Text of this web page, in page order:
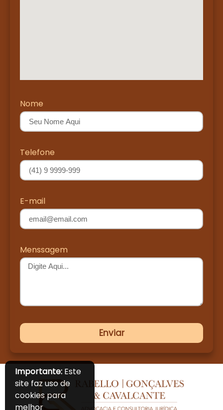
Nome
Telefone
E-mail
Menssagem
Enviar
Importante: Este
site faz uso de
cookies para
melhor